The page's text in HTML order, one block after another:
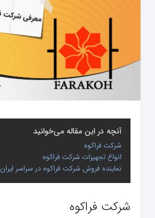
آنچه در این مقاله می‌خوانید
شرکت فراکوه
انواع تجهیزات شرکت فراکوه
نماینده فروش شرکت فراکوه در سراسر ایران
شرکت فراکوه